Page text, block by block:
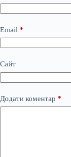
Email *
Сайт
Додати коментар *